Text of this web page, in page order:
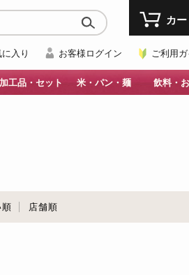
入り お客様ログイン ご利用
カー
加工品・セット 米・パン・麺 飲料・
店舗順